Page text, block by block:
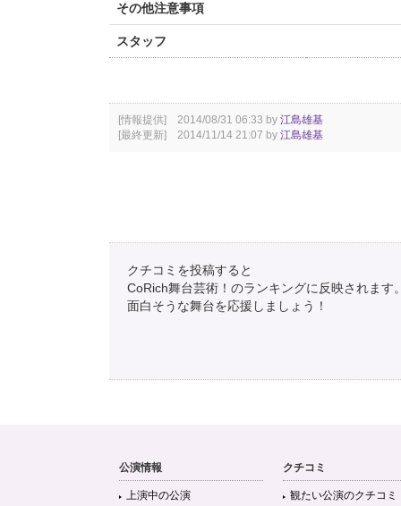
その他注意事項
スタッフ
[情報提供] 2014/08/31 06:33 by 江島雄基
[最終更新] 2014/11/14 21:07 by 江島雄基
クチコミを投稿すると
CoRich舞台芸術！のランキングに反映されます
面白そうな舞台を応援しましょう！
公演情報
上演中の公演
クチコミ
観たい公演のクチコミ